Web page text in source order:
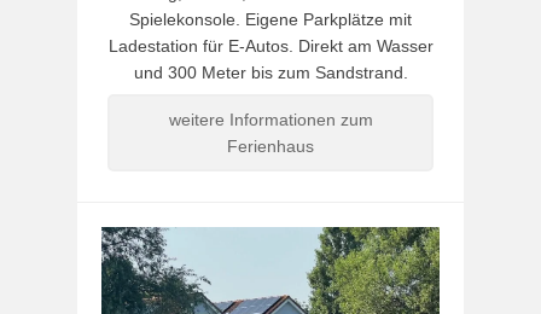
Spielekonsole. Eigene Parkplätze mit
Ladestation für E-Autos. Direkt am Wasser
und 300 Meter bis zum Sandstrand.
weitere Informationen zum
Ferienhaus